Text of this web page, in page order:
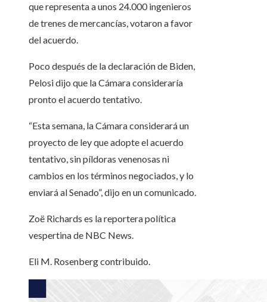
que representa a unos 24.000 ingenieros
de trenes de mercancías, votaron a favor
del acuerdo.
Poco después de la declaración de Biden,
Pelosi dijo que la Cámara consideraría
pronto el acuerdo tentativo.
“Esta semana, la Cámara considerará un
proyecto de ley que adopte el acuerdo
tentativo, sin píldoras venenosas ni
cambios en los términos negociados, y lo
enviará al Senado”, dijo en un comunicado.
Zoë Richards es la reportera política
vespertina de NBC News.
Eli M. Rosenbergcontribuido.